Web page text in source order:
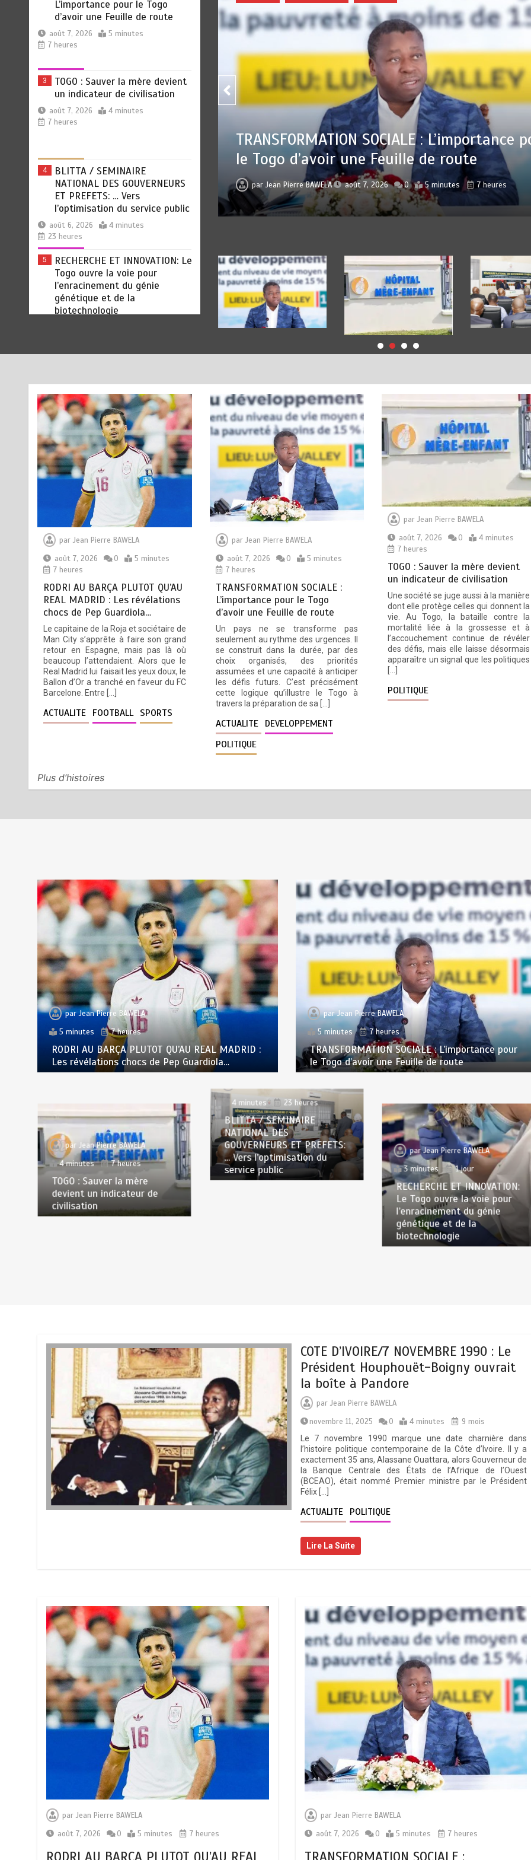
L’importance pour le Togo
d’avoir une Feuille de route
août 7, 2026
5 minutes
7 heures
3
TOGO : Sauver la mère devient
un indicateur de civilisation
août 7, 2026
4 minutes
7 heures
4
BLITTA / SEMINAIRE
NATIONAL DES GOUVERNEURS
ET PREFETS: … Vers
l’optimisation du service public
août 6, 2026
4 minutes
23 heures
5
RECHERCHE ET INNOVATION: Le
Togo ouvre la voie pour
l’enracinement du génie
génétique et de la
biotechnologie
août 6, 2026 4 minutes 1 jour
1
RODRI AU BARÇA PLUTOT
QU’AU REAL MADRID : Les
révélations chocs de Pep
Guardiola…
août 7, 2026
5 minutes
7 heures
2
TRANSFORMATION SOCIALE :
L’importance pour le Togo
d’avoir une Feuille de route
août 7, 2026
7 heures
3
TOGO : Sauver la mère devient
un indicateur de civilisation
août 7, 2026
4 minutes
7 heures
BLITTA / SEMINAIRE
NATIONAL DES GOUVERNEURS
23 heures
l’enracinement du génie
Feuille de route
5 minutes 7 heures
TOGO : Sauver la mère devient un
civilisation
parJean Pierre BAWELA août 7, 2026 0 4 minutes 7 heures
parJean Pierre BAWELA
août 7, 2026
0
5 minutes
7 heures
RODRI AU BARÇA PLUTOT QU’AU
REAL MADRID : Les révélations
chocs de Pep Guardiola…
Le capitaine de la Roja et sociétaire de
Man City s’apprête à faire son grand
retour en Espagne, mais pas là où
beaucoup l’attendaient. Alors que le
Real Madrid lui faisait les yeux doux, le
Ballon d’Or a tranché en faveur du FC
Barcelone. Entre […]
ACTUALITE FOOTBALL SPORTS
par Jean Pierre BAWELA
août 7, 2026
0
5 minutes
7 heures
TRANSFORMATION SOCIALE :
L’importance pour le Togo
d’avoir une Feuille de route
Un pays ne se transforme pas
seulement au rythme des urgences. Il
se construit dans la durée, par des
choix organisés, des priorités
assumées et une capacité à anticiper
les défis futurs. C’est précisément
cette logique qu’illustre le Togo à
travers la préparation de sa […]
ACTUALITE DEVELOPPEMENT
POLITIQUE
par Jean Pierre BAWELA
août 7, 2026
0
4 minutes
7 heures
TOGO : Sauver la mère devient
un indicateur de civilisation
Une société se juge aussi à la manière
dont elle protège celles qui donnent la
vie. Au Togo, la bataille contre la
mortalité liée à la grossesse et à
l’accouchement continue de révéler
des défis, mais elle laisse désormais
apparaître un signal que les politiques
POLITIQUE
Plus d’histoires
parJean Pierre BAWELA
5 minutes
7 heures
RODRI AU BARÇA PLUTOT QU’AU REAL MADRID :
Les révélations chocs de Pep Guardiola…
parJean Pierre BAWELA
5 minutes
7 heures
TRANSFORMATION SOCIALE : L’importance pour
le Togo d’avoir une Feuille de route
parJean Pierre BAWELA
4 minutes
7 heures
TOGO : Sauver la mère
devient un indicateur de
civilisation
4 minutes
23 heures
BLITTA / SEMINAIRE
NATIONAL DES
GOUVERNEURS ET PREFETS:
… Vers l’optimisation du
service public
parJean Pierre BAWELA
3 minutes
1 jour
RECHERCHE ET INNOVATION:
Le Togo ouvre la voie pour
l’enracinement du génie
génétique et de la
biotechnologie
COTE D’IVOIRE/7 NOVEMBRE 1990 : Le
Président Houphouët-Boigny ouvrait
la boîte à Pandore
par Jean Pierre BAWELA
novembre 11, 2025
0 4 minutes
9 mois
Le 7 novembre 1990 marque une date charnière dans
l’histoire politique contemporaine de la Côte d’Ivoire. Il y a
exactement 35 ans, Alassane Ouattara, alors Gouverneur de
la Banque Centrale des États de l’Afrique de l’Ouest
(BCEAO), était nommé Premier ministre par le Président
Félix […]
ACTUALITE POLITIQUE
Lire La Suite
parJean Pierre BAWELA
août 7, 2026
0 5 minutes 7 heures
RODRI AU BARÇA PLUTOT QU’AU REAL
par Jean Pierre BAWELA
août 7, 2026
0 5 minutes 7 heures
TRANSFORMATION SOCIALE :